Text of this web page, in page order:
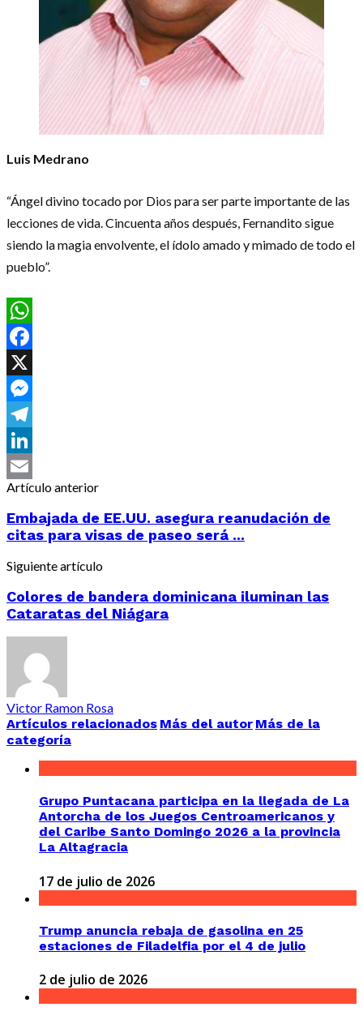
Luis Medrano
“Ángel divino tocado por Dios para ser parte importante de las
lecciones de vida. Cincuenta años después, Fernandito sigue
siendo la magia envolvente, el ídolo amado y mimado de todo el
pueblo”.
WhatsApp
Facebook
X
Messenger
Telegram
LinkedIn
Email
Artículo anterior
Embajada de EE.UU. asegura reanudación de
citas para visas de paseo será ...
Siguiente artículo
Colores de bandera dominicana iluminan las
Cataratas del Niágara
Victor Ramon Rosa
Artículos relacionados Más del autor Más de la
categoría
Grupo Puntacana participa en la llegada de La
Antorcha de los Juegos Centroamericanos y
del Caribe Santo Domingo 2026 a la provincia
La Altagracia
17 de julio de 2026
Trump anuncia rebaja de gasolina en 25
estaciones de Filadelfia por el 4 de julio
2 de julio de 2026